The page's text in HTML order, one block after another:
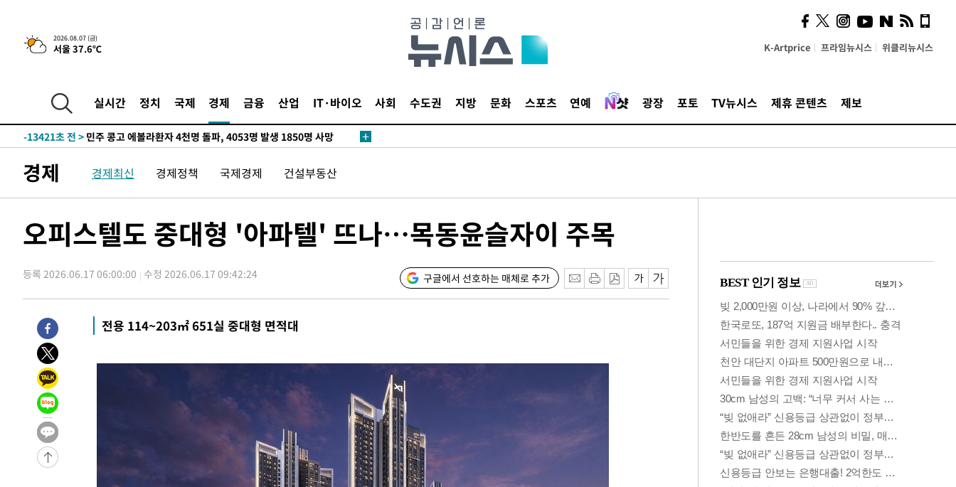
2026.08.07 (금)
서울 37.6℃ K-Artprice 프라임뉴시스 위클리뉴시스
실시간 정치 국제 경제 금융 산업 IT·바이오 사회 수도권 지방 문화 스포츠 연예 광장 포토 TV뉴시스 제휴 콘텐츠 제보
-28112초 전 >[속보]규제합리화위원회 부위원장에 김태유 서울대 공대 교수…이
병태 후임
-24470초 전 > [속보]국힘 윤리위, '돌려차기 발언' 진종오·서범수 징계 절차 개시
25.3%↑
-16955초 전 >
[속보]'채상병 순직 책임' 임성근, 항소심도 징역 3년
-16821초 전 >
-13421초 전 > 민주 콩고 에볼라환자 4천명 돌파, 4053명 발생 1850명 사망
-11865초 전 >
"미 전국적 살모네라 식중독 원인은 멕시코산 할라피뇨"-- CDC
-10378초 전 >[속보]경찰·노동부, HL만도 평택사업장 끼임 사망 관련 압수수색
압수수색
-10014초 전 >[속보]원·달러 환율, 오전 9시 1423.8원
-9796초 전 >[속보]코스닥, 5.95포인트(0.74%) 상승한 807.62개장
-9764초 전 >[속보]코스피, 6300선 재탈환…1.09% 오른 6365.07 개장
-6929초 전 >
시리아 다마스쿠스 교외에서 미니버스 폭발.. 14명 부상, 3명은 중태
-6227초 전 >
입추에도 극한더위…서울 낮 39도 '폭염중대경보'
-1191초 전 >
례 큰 폭발음
-30266초 전 >
-29139초 전 >
외신들도 주목한 韓축구 파문…"국민적 공분에 수사 재개"
-29110초 전 >
11시간 압수수색에 성접대 파문까지…'쑥대밭' 된 축구협회
-28132초 전 >
[속보]규제합리화위원회 부위원장에 김태유 서울대 공대 교수…이
병태 후임
-24490초 전 >
[속보]국힘 윤리위, '돌려차기 발언' 진종오·서범수 징계 절차 개시
[속보] 7월 중국 수출 23.9%↑ 수입 27.5%↑…무역총액
경제 경제최신 경제정책 국제경제 건설부동산
오피스텔도 중대형 '아파텔' 뜨나…목동윤슬자이 주목
등록 2026.06.17 06:00:00 수정 2026.06.17 09:42:24 구글에서 선호하는 매체로 추가
전용 114~203㎡ 651실 중대형 면적대
시, 스마트폰 액세서리에
NFC 더했다